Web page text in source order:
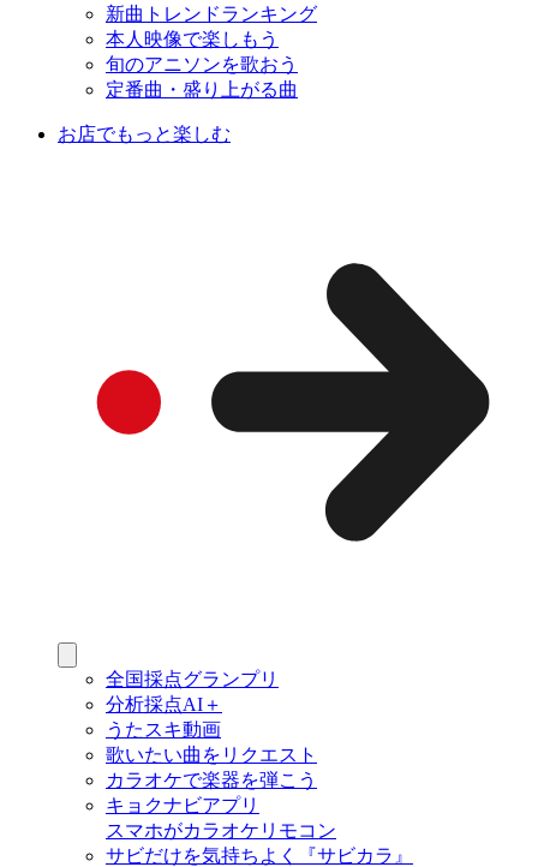
新曲トレンドランキング
本人映像で楽しもう
旬のアニソンを歌おう
定番曲・盛り上がる曲
お店でもっと楽しむ
全国採点グランプリ
分析採点AI＋
うたスキ動画
歌いたい曲をリクエスト
カラオケで楽器を弾こう
キョクナビアプリ
スマホがカラオケリモコン
サビだけを気持ちよく『サビカラ』